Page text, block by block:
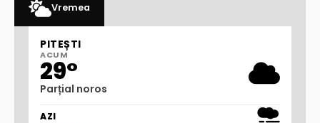
Vremea
PITEȘTI
ACUM
29°
Parțial noros
AZI